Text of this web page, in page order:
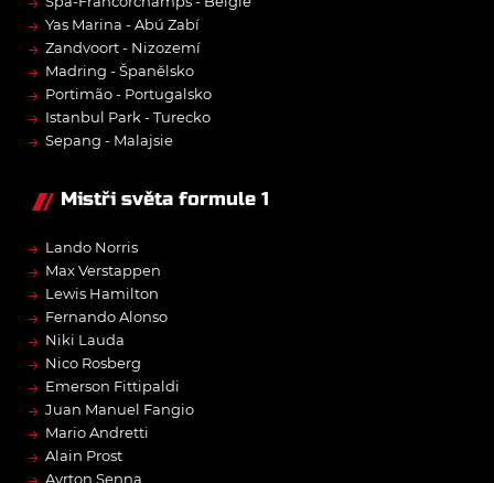
→ Yas Marina - Abú Zabí
→ Zandvoort - Nizozemí
→ Madring - Španělsko
→ Portimão - Portugalsko
→ Istanbul Park - Turecko
→ Sepang - Malajsie
Mistři světa formule 1
→ Lando Norris
→ Max Verstappen
→ Lewis Hamilton
→ Fernando Alonso
→ Niki Lauda
→ Nico Rosberg
→ Emerson Fittipaldi
→ Juan Manuel Fangio
→ Mario Andretti
→ Alain Prost
Ayrton Senna